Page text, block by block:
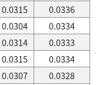
0.0315
0.0336
0.0304
0.0334
0.0314
0.0333
0.0315
0.0334
0.0307
0.0328